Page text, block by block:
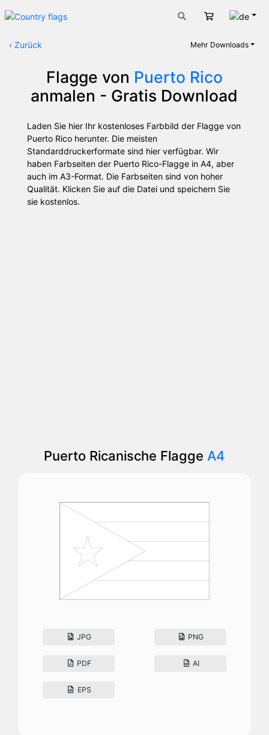
Warenkorb
‹ Zurück Mehr Downloads
Flagge von Puerto Rico
anmalen - Gratis Download
Laden Sie hier Ihr kostenloses Farbbild der Flagge von
Puerto Rico herunter. Die meisten
Standarddruckerformate sind hier verfügbar. Wir
haben Farbseiten der Puerto Rico-Flagge in A4, aber
auch im A3-Format. Die Farbseiten sind von hoher
Qualität. Klicken Sie auf die Datei und speichern Sie
sie kostenlos.
Puerto Ricanische Flagge A4
JPG PNG
PDF AI
EPS